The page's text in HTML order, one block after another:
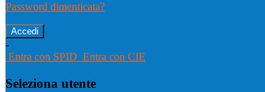
Password dimenticata?
-
Entra con SPID Entra con CIE
Seleziona utente